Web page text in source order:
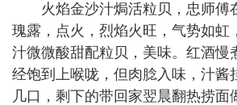
火焰金沙汁焗活粒贝，忠师傅
瑰露，点火，烈焰火旺，气势如虹
汁微微酸甜配粒贝，美味。红酒慢
经饱到上喉咙，但肉腍入味，汁酱
几口，剩下的带回家翌晨翻热捞面